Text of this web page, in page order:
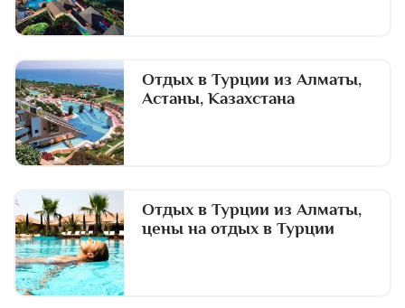
Отдых в Турции из Алматы,
Астаны, Казахстана
Отдых в Турции из Алматы,
цены на отдых в Турции